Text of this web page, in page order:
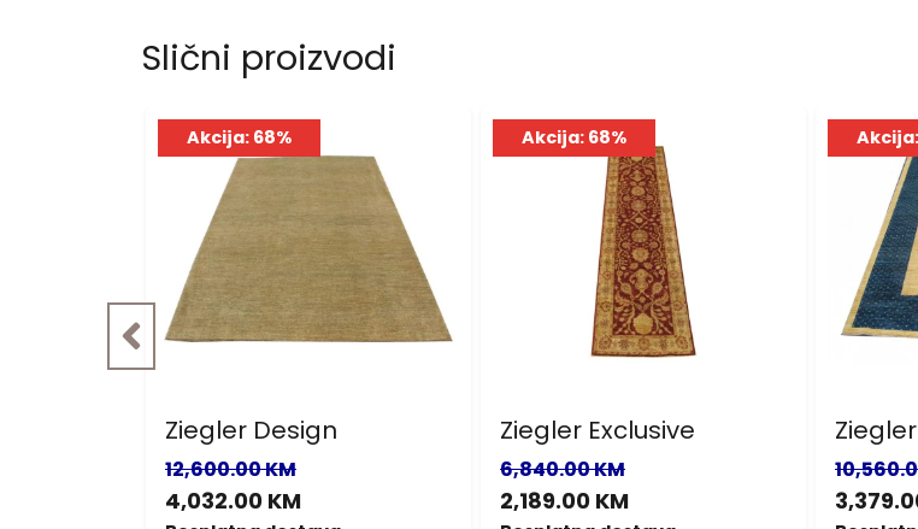
Slični proizvodi
Akcija: 68%
Ziegler Design
12,600.00 KM
4,032.00 KM
Akcija: 68%
Ziegler Exclusive
6,840.00 KM
2,189.00 KM